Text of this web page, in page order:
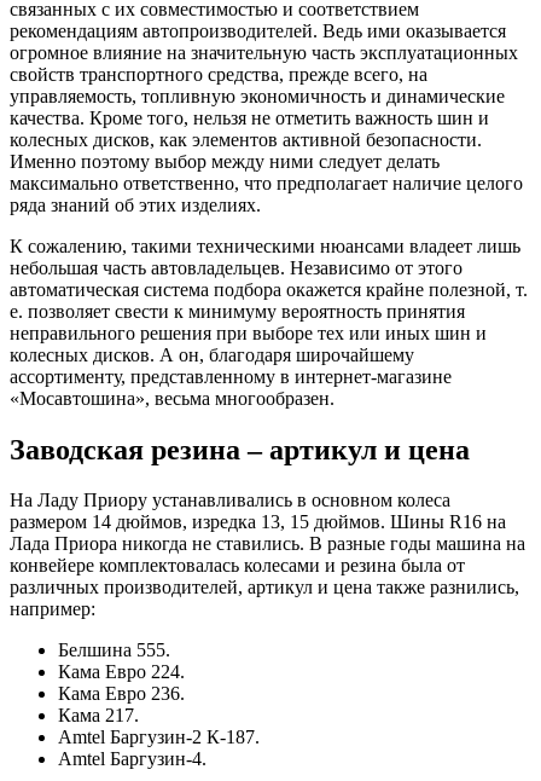
связанных с их совместимостью и соответствием
рекомендациям автопроизводителей. Ведь ими оказывается
огромное влияние на значительную часть эксплуатационных
свойств транспортного средства, прежде всего, на
управляемость, топливную экономичность и динамические
качества. Кроме того, нельзя не отметить важность шин и
колесных дисков, как элементов активной безопасности.
Именно поэтому выбор между ними следует делать
максимально ответственно, что предполагает наличие целого
ряда знаний об этих изделиях.
К сожалению, такими техническими нюансами владеет лишь
небольшая часть автовладельцев. Независимо от этого
автоматическая система подбора окажется крайне полезной, т.
е. позволяет свести к минимуму вероятность принятия
неправильного решения при выборе тех или иных шин и
колесных дисков. А он, благодаря широчайшему
ассортименту, представленному в интернет-магазине
«Мосавтошина», весьма многообразен.
Заводская резина – артикул и цена
На Ладу Приору устанавливались в основном колеса
размером 14 дюймов, изредка 13, 15 дюймов. Шины R16 на
Лада Приора никогда не ставились. В разные годы машина на
конвейере комплектовалась колесами и резина была от
различных производителей, артикул и цена также разнились,
например:
Белшина 555.
Кама Евро 224.
Кама Евро 236.
Кама 217.
Amtel Баргузин-2 К-187.
Amtel Баргузин-4.